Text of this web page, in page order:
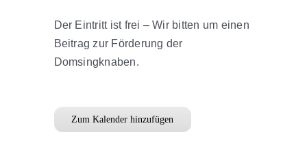
Der Eintritt ist frei – Wir bitten um einen
Beitrag zur Förderung der
Domsingknaben.
Zum Kalender hinzufügen